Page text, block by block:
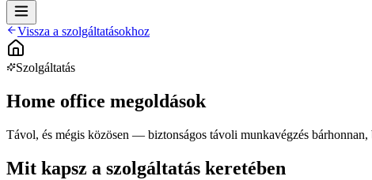
Vissza a szolgáltatásokhoz
Szolgáltatás
Home office megoldások
Távol, és mégis közösen — biztonságos távoli munkavégzés
Mit kapsz a szolgáltatás keretében